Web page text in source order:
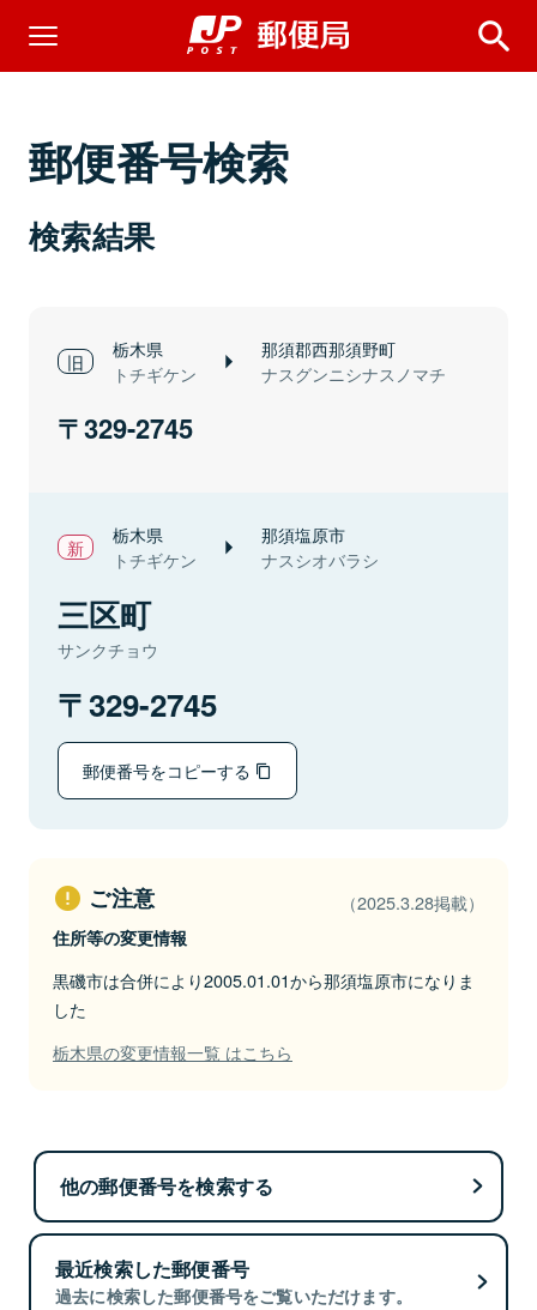
郵便番号検索
検索結果
栃木県
トチギケン
那須郡西那須野町
ナスグンニシナスノマチ
329-2745
栃木県
トチギケン
那須塩原市
ナスシオバラシ
三区町
サンクチョウ
329-2745
郵便番号をコピーする
ご注意 （2025.3.28掲載）
住所等の変更情報
黒磯市は合併により2005.01.01から那須塩原市になりま
した
栃木県の変更情報一覧 はこちら
他の郵便番号を検索する
最近検索した郵便番号
過去に検索した郵便番号をご覧いただけます。